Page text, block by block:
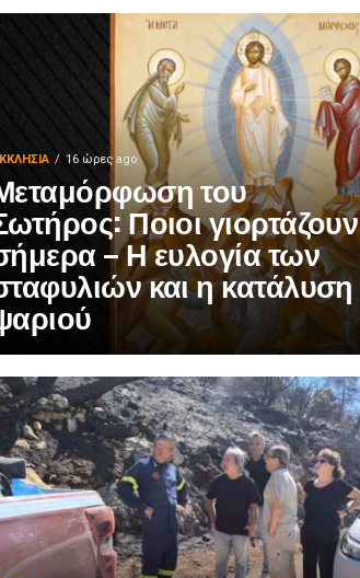
16 ώρες ago
του
Ποιοι γιορτάζουν
– Η ευλογία των
και η κατάλυση